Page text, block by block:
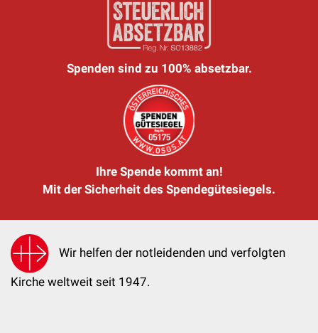
Spenden sind zu 100% absetzbar.
Ihre Spende kommt an!
Mit der Sicherheit des Spendegütesiegels.
Wir helfen der notleidenden und verfolgten
Kirche weltweit seit 1947.